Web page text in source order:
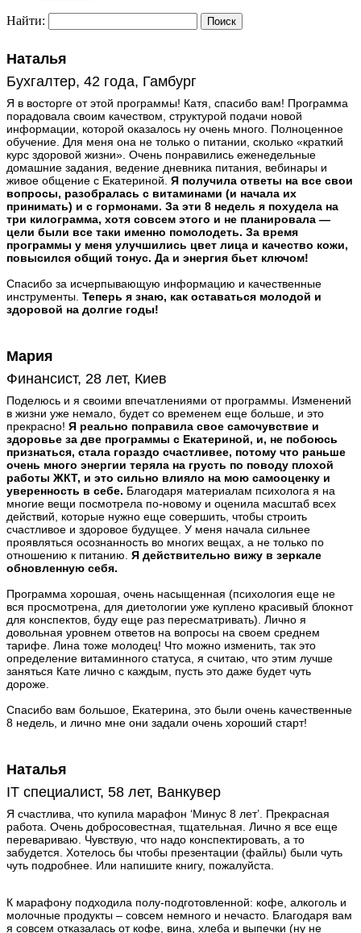
Найти:
Наталья
Бухгалтер, 42 года, Гамбург
Я в восторге от этой программы! Катя, спасибо вам! Программа
порадовала своим качеством, структурой подачи новой
информации, которой оказалось ну очень много. Полноценное
обучение. Для меня она не только о питании, сколько «краткий
курс здоровой жизни». Очень понравились еженедельные
домашние задания, ведение дневника питания, вебинары и
живое общение с Екатериной. Я получила ответы на все свои
вопросы, разобралась с витаминами (и начала их
принимать) и с гормонами. За эти 8 недель я похудела на
три килограмма, хотя совсем этого и не планировала —
цели были все таки именно помолодеть. За время
программы у меня улучшились цвет лица и качество кожи,
повысился общий тонус. Да и энергия бьет ключом!
Спасибо за исчерпывающую информацию и качественные
инструменты. Теперь я знаю, как оставаться молодой и
здоровой на долгие годы!
Мария
Финансист, 28 лет, Киев
Поделюсь и я своими впечатлениями от программы. Изменений
в жизни уже немало, будет со временем еще больше, и это
прекрасно! Я реально поправила свое самочувствие и
здоровье за две программы с Екатериной, и, не побоюсь
признаться, стала гораздо счастливее, потому что раньше
очень много энергии теряла на грусть по поводу плохой
работы ЖКТ, и это сильно влияло на мою самооценку и
уверенность в себе. Благодаря материалам психолога я на
многие вещи посмотрела по-новому и оценила масштаб всех
действий, которые нужно еще совершить, чтобы строить
счастливое и здоровое будущее. У меня начала сильнее
проявляться осознанность во многих вещах, а не только по
отношению к питанию. Я действительно вижу в зеркале
обновленную себя.
Программа хорошая, очень насыщенная (психология еще не
вся просмотрена, для диетологии уже куплено красивый блокнот
для конспектов, буду еще раз пересматривать). Лично я
довольная уровнем ответов на вопросы на своем среднем
тарифе. Лина тоже молодец! Что можно изменить, так это
определение витаминного статуса, я считаю, что этим лучше
заняться Кате лично с каждым, пусть это даже будет чуть
дороже.
Спасибо вам большое, Екатерина, это были очень качественные
8 недель, и лично мне они задали очень хороший старт!
Наталья
IT специалист, 58 лет, Ванкувер
Я счастлива, что купила марафон ‘Минус 8 лет’. Прекрасная
работа. Очень добросовестная, тщательная. Лично я все еще
перевариваю. Чувствую, что надо конспектировать, а то
забудется. Хотелось бы чтобы презентации (файлы) были чуть
чуть подробнее. Или напишите книгу, пожалуйста.
К марафону подходила полу-подготовленной: кофе, алкоголь и
молочные продукты – совсем немного и нечасто. Благодаря вам
я совсем отказалась от кофе, вина, хлеба и выпечки (ну не